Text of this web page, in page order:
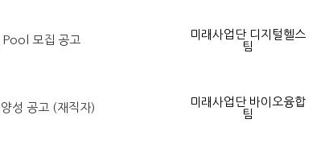
모집 공고
미래사업단 디지털헬스
팀
성 공고 (재직자)
미래사업단 바이오융합
팀